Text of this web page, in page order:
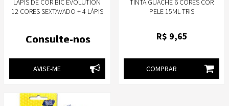
LÁPIS DE COR BIC EVOLUTION
12 CORES SEXTAVADO + 4 LÁPIS
Consulte-nos
AVISE-ME
TINTA GUACHE 6 CORES COR
PELE 15ML TRIS
R$ 9,65
COMPRAR